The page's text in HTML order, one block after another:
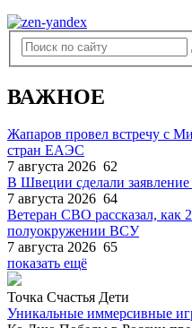
ВАЖНОЕ
Жапаров провел встречу с
стран ЕАЭС
7 августа 2026 62
В Швеции сделали
7 августа 2026 64
Ветеран СВО рассказал, как
полуокружении ВСУ
7 августа 2026 65
показать ещё
Точка Счастья Дети
Уникальные иммерсивные